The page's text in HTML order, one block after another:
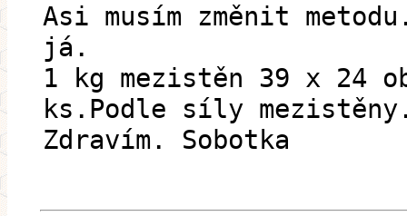
Asi musím změnit
já.
1 kg mezistěn 39 x 24
ks.Podle síly
Zdravím. Sobotka